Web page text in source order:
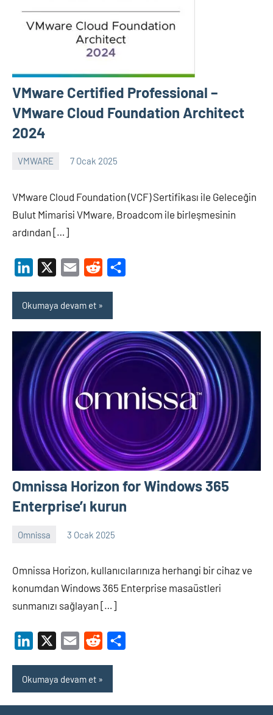
VMware Certified Professional –
VMware Cloud Foundation Architect
2024
VMWARE 7 Ocak 2025
VMware Cloud Foundation (VCF) Sertifikası ile Geleceğin
Bulut Mimarisi VMware, Broadcom ile birleşmesinin
ardından […]
LinkedIn Email Reddit
Okumaya devam et
Omnissa Horizon for Windows 365
Enterprise’ı kurun
Omnissa 3 Ocak 2025
Omnissa Horizon, kullanıcılarınıza herhangi bir cihaz ve
konumdan Windows 365 Enterprise masaüstleri
sunmanızı sağlayan […]
LinkedIn Email Reddit
Okumaya devam et